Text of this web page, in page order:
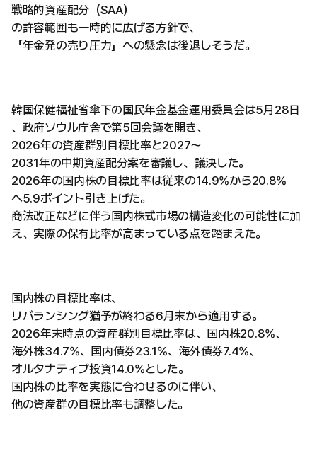
戦略的資産配分（SAA）
の許容範囲も一時的に広げる方針で、
「年金発の売り圧力」への懸念は後退しそうだ。
韓国保健福祉省傘下の国民年金基金運用委員会は5月28日
、政府ソウル庁舎で第5回会議を開き、
2026年の資産群別目標比率と2027〜
2031年の中期資産配分案を審議し、議決した。
2026年の国内株の目標比率は従来の14.9%から20.8%
へ5.9ポイント引き上げた。
商法改正などに伴う国内株式市場の構造変化の可能性に加
え、実際の保有比率が高まっている点を踏まえた。
国内株の目標比率は、
リバランシング猶予が終わる6月末から適用する。
2026年末時点の資産群別目標比率は、国内株20.8%、
海外株34.7%、国内債券23.1%、海外債券7.4%、
オルタナティブ投資14.0%とした。
国内株の比率を実態に合わせるのに伴い、
他の資産群の目標比率も調整した。